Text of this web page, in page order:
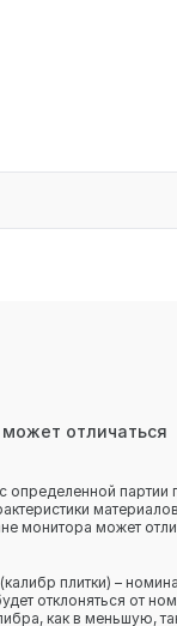
отличаться
определенной партии
материалов
монитора может
плитки) –
отклоняться от
как в меньшую,